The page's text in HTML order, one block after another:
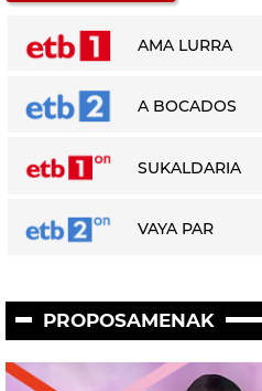
AMA LURRA
A BOCADOS
SUKALDARIA
VAYA PAR
PROPOSAMENAK